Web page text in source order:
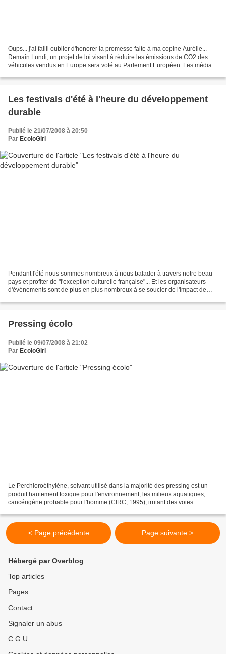
Oups... j'ai failli oublier d'honorer la promesse faite à ma copine Aurélie...
Demain Lundi, un projet de loi visant à réduire les émissions de CO2 des
véhicules vendus en Europe sera voté au Parlement Européen. Les médias
Les festivals d'été à l'heure du développement
durable
Publié le 21/07/2008 à 20:50
Par EcoloGirl
Pendant l'été nous sommes nombreux à nous balader à travers notre beau
pays et profiter de "l'exception culturelle française"... Et les organisateurs
d'événements sont de plus en plus nombreux à se soucier de l'impact de
Pressing écolo
Publié le 09/07/2008 à 21:02
Par EcoloGirl
Le Perchloroéthylène, solvant utilisé dans la majorité des pressing est un
produit hautement toxique pour l'environnement, les milieux aquatiques,
cancérigène probable pour l'homme (CIRC, 1995), irritant des voies
< Page précédente Page suivante >
Hébergé par Overblog
Top articles
Pages
Contact
Signaler un abus
C.G.U.